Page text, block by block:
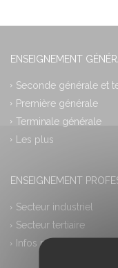
ENSEIGNEMENT
Seconde générale et
Première générale
Terminale générale
Les plus
ENSEIGNEMENT
Secteur industriel
Secteur tertiaire
Infos pratiques